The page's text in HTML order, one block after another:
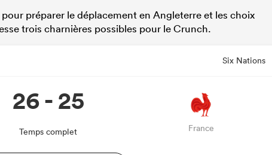
préparer le déplacement en Angleterre et les choix
trois charnières possibles pour le Crunch.
Six Nations
26 - 25
Temps complet France